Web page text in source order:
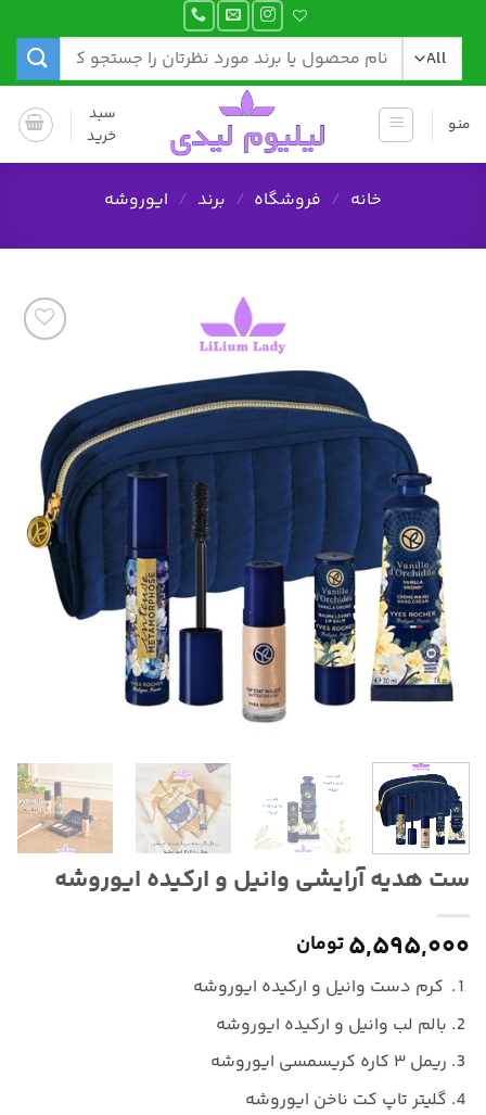
content
جستجو
منو
سبد
خرید
خانه / فروشگاه / برند / ایوروشه
مندی
ها
ست هدیه آرایشی وانیل و ارکیده ایوروشه
۵,۵۹۵,۰۰۰تومان
کرم دست وانیل و ارکیده ایوروشه
بالم لب وانیل و ارکیده ایوروشه
ریمل ۳ کاره کریسمسی ایوروشه
گلیتر تاپ کت ناخن ایوروشه